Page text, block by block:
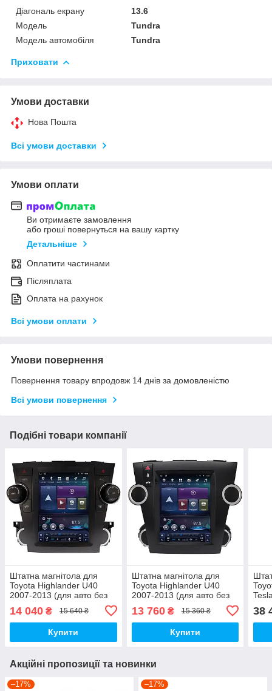
Діагональ екрану
13.6
Модель
Tundra
Модель автомобіля
Tundra
Приховати
Умови доставки
Нова Пошта
Всі умови доставки
Умови оплати
Ви отримаєте замовлення
або гроші повернуться на вашу картку
Детальніше
Оплатити частинами
Післяплата
Оплата на рахунок
Всі умови оплати
Умови повернення
Повернення товару впродовж 14 днів за домовленістю
Всі умови повернення
Подібні товари компанії
Штатна магнітола для
Toyota Highlander U40
2007-2013 (для авто без
JBL) Tesla Style на Android
14 040 ₴ 15 640 ₴
Купити
Штатна магнітола для
Toyota Highlander U40
2007-2013 (для авто без
JBL) Tesla Style на Android
13 760₴ 15 360 ₴
Купити
38
Акційні пропозиції та новинки
–17% –17%